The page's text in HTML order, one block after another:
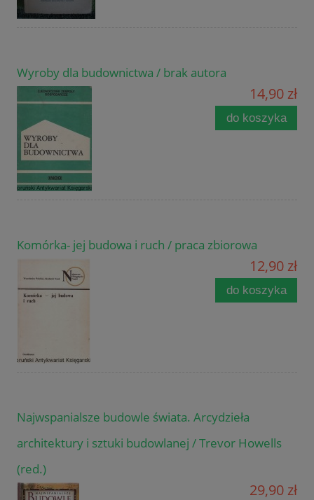
Wyroby dla budownictwa / brak autora
14,90 zł
do koszyka
Komórka- jej budowa i ruch / praca zbiorowa
12,90 zł
do koszyka
Najwspanialsze budowle świata. Arcydzieła
architektury i sztuki budowlanej / Trevor Howells
(red.)
29,90 zł